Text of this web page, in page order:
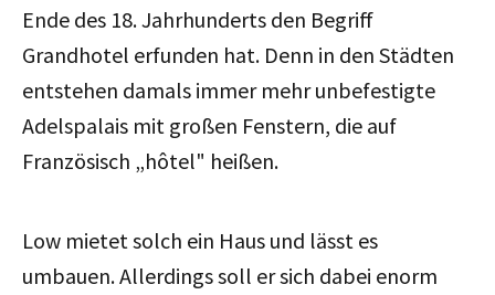
Ende des 18. Jahrhunderts den Begriff
Grandhotel erfunden hat. Denn in den Städten
entstehen damals immer mehr unbefestigte
Adelspalais mit großen Fenstern, die auf
Französisch „hôtel" heißen.
Low mietet solch ein Haus und lässt es
umbauen. Allerdings soll er sich dabei enorm